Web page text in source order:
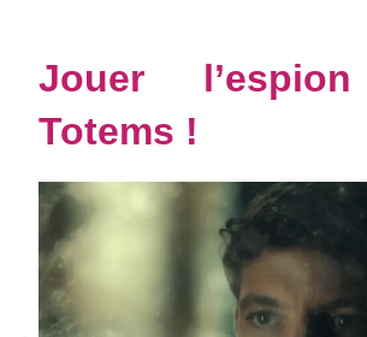
Jouer
Totems !